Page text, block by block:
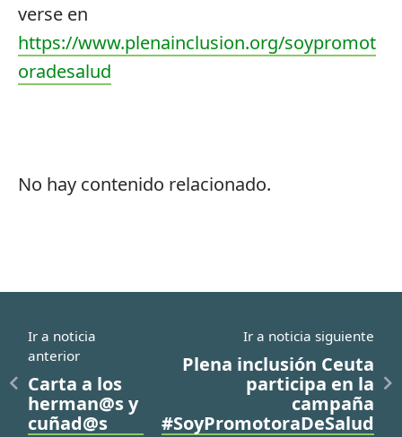
verse en
https://www.plenainclusion.org/soypromot
oradesalud
No hay contenido relacionado.
Ir a noticia
anterior
Carta a los
herman@s y
cuñad@s
Ir a noticia siguiente
Plena inclusión Ceuta
participa en la
campaña
#SoyPromotoraDeSalud